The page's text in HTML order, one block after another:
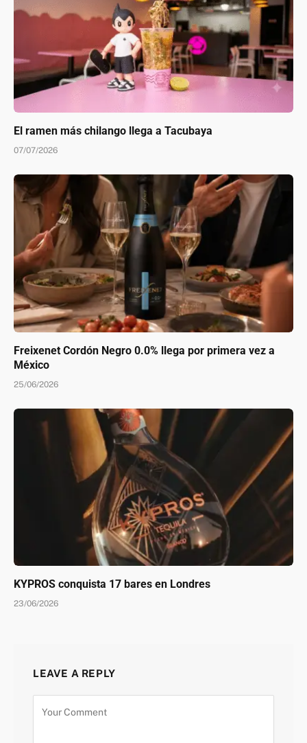
El ramen más chilango llega a Tacubaya
07/07/2026
Freixenet Cordón Negro 0.0% llega por primera vez a
México
25/06/2026
KYPROS conquista 17 bares en Londres
23/06/2026
LEAVE A REPLY